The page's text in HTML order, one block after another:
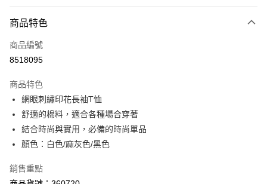
１．於結帳方式選擇「AFTEE先享後付」後，將跳轉至「AFTEE先享後付」
２．訂單成立數日內，您將收到繳費通知簡訊。
３．收到繳費通知簡訊後14天內，點擊此簡訊中的連結，可透過四大超商／
購買商品的店家。未經商家同意取消之訂單仍視為有效，需透過AFTEE先享
後付繳納相關費用。
※ 交易是否成功請以「AFTEE先享後付 」之結帳頁面顯示為準，若有關於
是否繳費成功／繳費後需取消欲退款等相關疑問，請聯繫「AFTEE先享後付
客戶支援中心」https://netprotections.freshdesk.com/support/home
１．透過由恩沛科技股份有限公司提供之「AFTEE先享後付」服務完成之交
易，需依本服務之必要範圍內提供個人資料，並將交易相關給付款項請求債
免運費
免運費
付款後萊爾富取貨
免運費
7-11取貨付款
免運費
商品特色
商品編號
8518095
商品特色
網眼刺繡印花長袖T恤
舒適的棉料，適合各種場合穿著
結合時尚與實用，必備的時尚單品
顏色：白色/麻灰色/黑色
銷售重點